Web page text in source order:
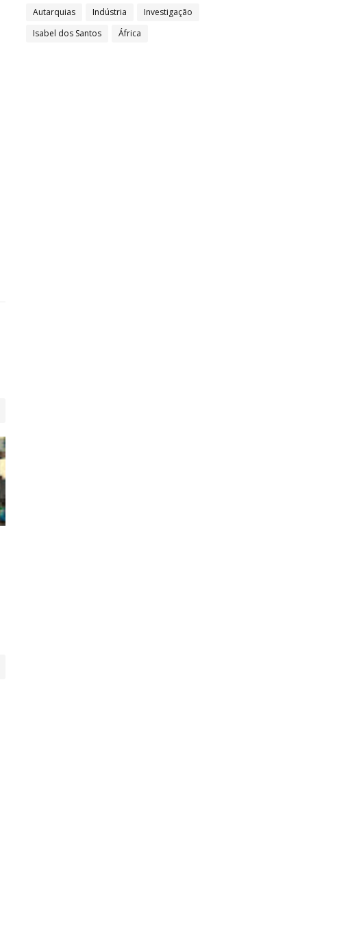
Autarquias
Indústria
Investigação
Isabel dos Santos
África